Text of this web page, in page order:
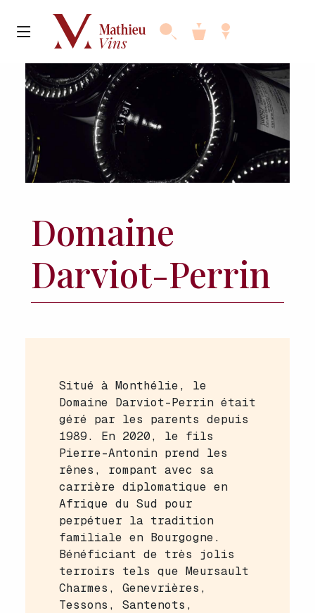
Domaine
Darviot-Perrin
Situé à Monthélie, le
Domaine Darviot-Perrin était
géré par les parents depuis
1989. En 2020, le fils
Pierre-Antonin prend les
rênes, rompant avec sa
carrière diplomatique en
Afrique du Sud pour
perpétuer la tradition
familiale en Bourgogne.
Bénéficiant de très jolis
terroirs tels que Meursault
Charmes, Genevrières,
Tessons, Santenots,